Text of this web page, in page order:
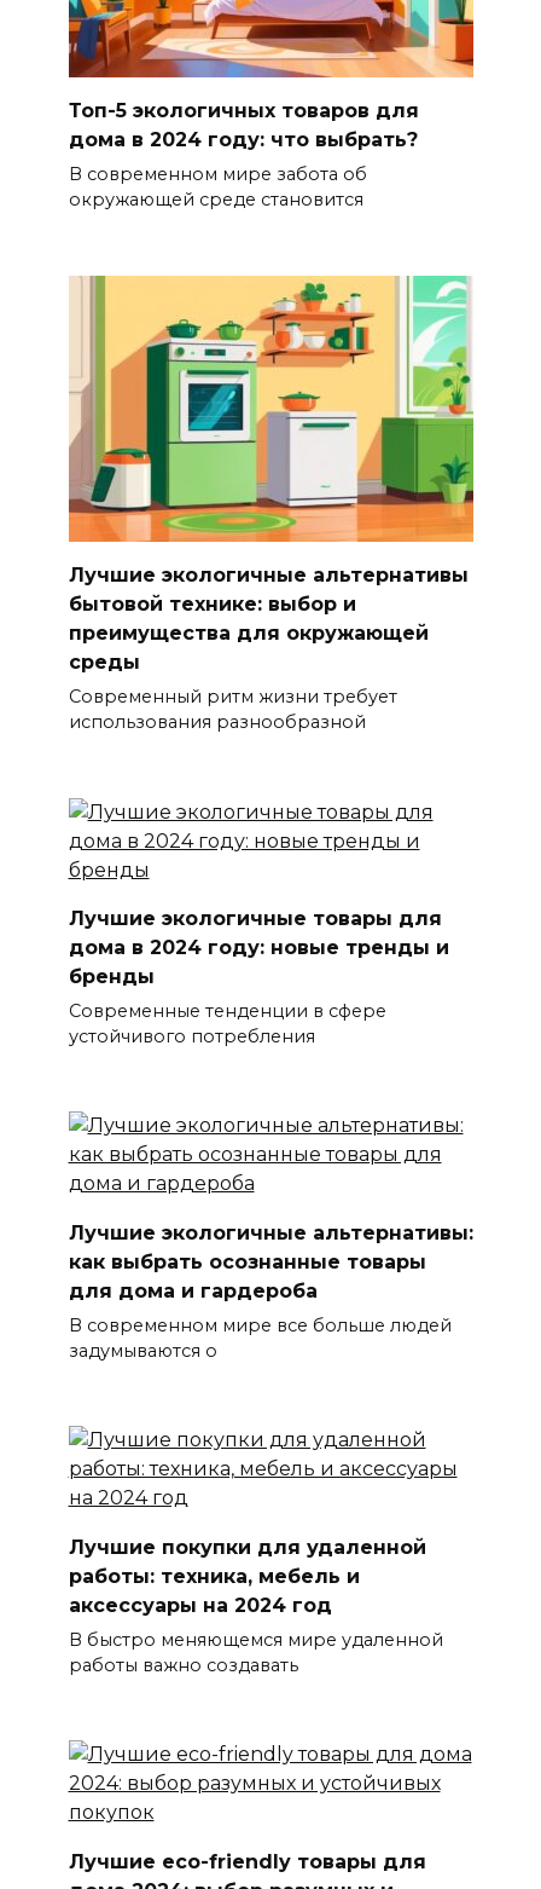
Топ-5 экологичных товаров для
дома в 2024 году: что выбрать?
В современном мире забота об
окружающей среде становится
Лучшие экологичные альтернативы
бытовой технике: выбор и
преимущества для окружающей
среды
Современный ритм жизни требует
использования разнообразной
Лучшие экологичные товары для
дома в 2024 году: новые тренды и
бренды
Современные тенденции в сфере
устойчивого потребления
Лучшие экологичные альтернативы:
как выбрать осознанные товары
для дома и гардероба
В современном мире все больше людей
задумываются о
Лучшие покупки для удаленной
работы: техника, мебель и
аксессуары на 2024 год
В быстро меняющемся мире удаленной
работы важно создавать
Лучшие eco-friendly товары для